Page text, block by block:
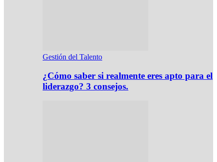
Gestión del Talento
¿Cómo saber si realmente eres apto para el
liderazgo? 3 consejos.